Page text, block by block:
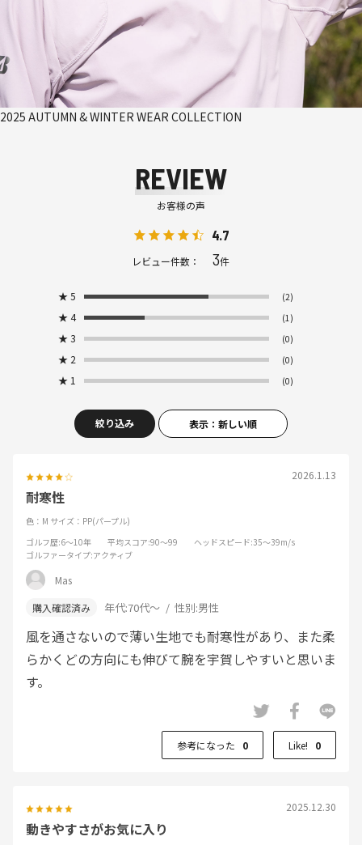
2025 AUTUMN & WINTER WEAR COLLECTION
REVIEW
お客様の声
4.7
レビュー件数： 3件
★ 5 (2)
★ 4 (1)
★ 3 (0)
★ 2 (0)
★ 1 (0)
絞り込み 表示：新しい順
2026.1.13
耐寒性
色：M サイズ：PP(パープル)
ゴルフ歴:6～10年 平均スコア:90～99 ヘッドスピード:35～39m/s
ゴルファータイプ:アクティブ
Mas
年代:70代～ 性別:男性
風を通さないので薄い生地でも耐寒性があり、また柔
らかくどの方向にも伸びて腕を宇賀しやすいと思いま
す。
参考になった 0 Like! 0
2025.12.30
動きやすさがお気に入り